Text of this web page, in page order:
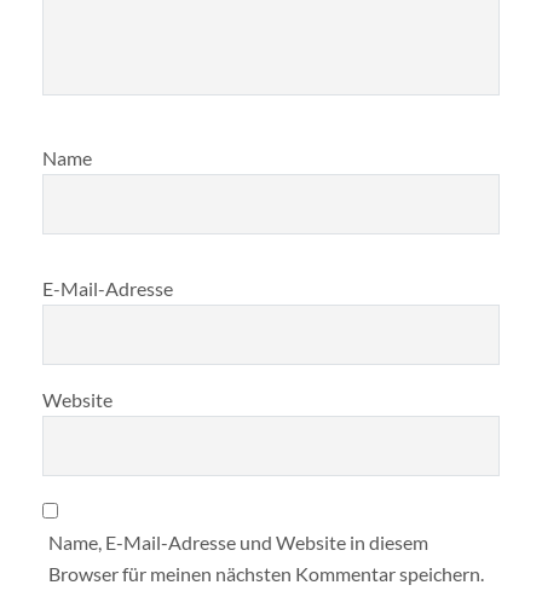
Name
E-Mail-Adresse
Website
Name, E-Mail-Adresse und Website in diesem
Browser für meinen nächsten Kommentar speichern.